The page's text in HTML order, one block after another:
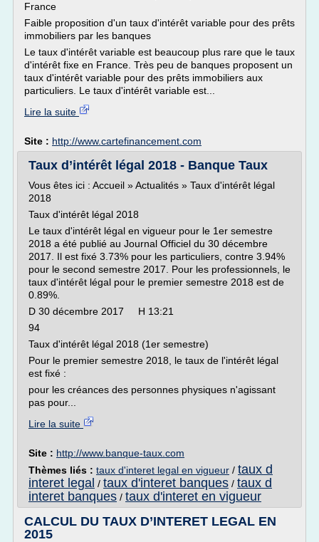
France
Faible proposition d'un taux d'intérêt variable pour des prêts
immobiliers par les banques
Le taux d'intérêt variable est beaucoup plus rare que le taux
d'intérêt fixe en France. Très peu de banques proposent un
taux d'intérêt variable pour des prêts immobiliers aux
particuliers. Le taux d'intérêt variable est...
Lire la suite
Site : http://www.cartefinancement.com
Taux d’intérêt légal 2018 - Banque Taux
Vous êtes ici : Accueil » Actualités » Taux d'intérêt légal
2018
Taux d'intérêt légal 2018
Le taux d'intérêt légal en vigueur pour le 1er semestre
2018 a été publié au Journal Officiel du 30 décembre
2017. Il est fixé 3.73% pour les particuliers, contre 3.94%
pour le second semestre 2017. Pour les professionnels, le
taux d'intérêt légal pour le premier semestre 2018 est de
0.89%.
D 30 décembre 2017 H 13:21
94
Taux d'intérêt légal 2018 (1er semestre)
Pour le premier semestre 2018, le taux de l'intérêt légal
est fixé :
pour les créances des personnes physiques n'agissant
pas pour...
Lire la suite
Site : http://www.banque-taux.com
Thèmes liés : taux d'interet legal en vigueur / taux d
interet legal / taux d'interet banques / taux d
interet banques / taux d'interet en vigueur
CALCUL DU TAUX D’INTERET LEGAL EN
2015